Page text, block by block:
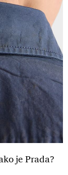
je Prada?